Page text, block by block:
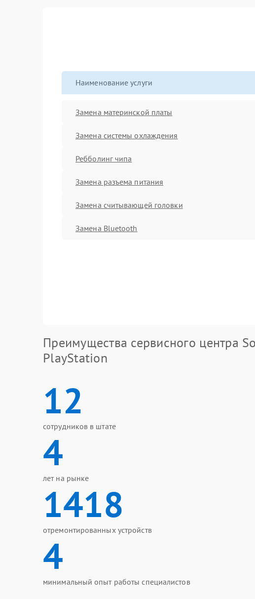
Наименование услуги
Замена материнской платы
Замена системы охлаждения
Ребболинг чипа
Замена разъема питания
Замена считывающей головки
Замена Bluetooth
Преимущества сервисного центра
PlayStation
12
сотрудников в штате
4
лет на рынке
1418
отремонтированных устройств
4
минимальный опыт работы специалистов